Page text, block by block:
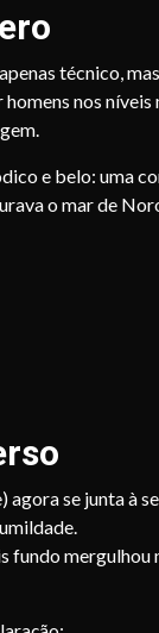
técnico,
nos
e belo: uma
o mar de
agora se junta à
fundo